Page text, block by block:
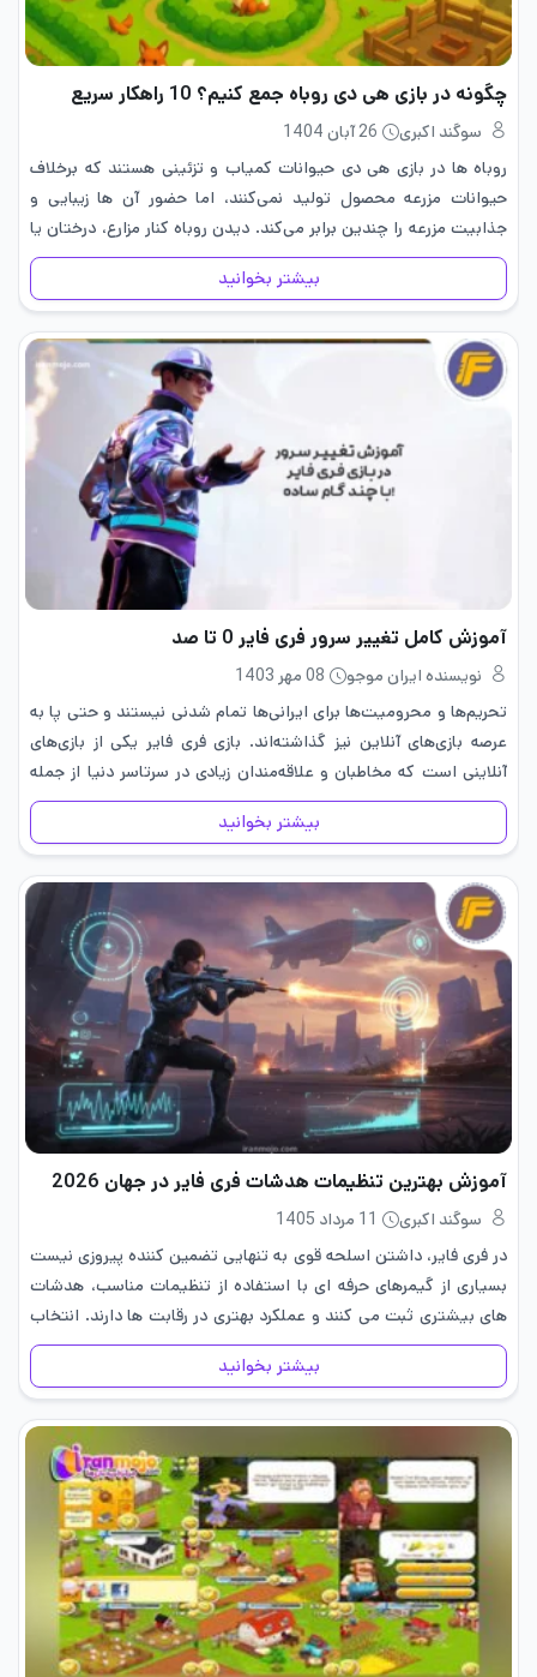
چگونه در بازی هی دی روباه جمع کنیم؟ 10 راهکار سریع
سوگند اکبری
26 آبان 1404
روباه ها در بازی هی دی حیوانات کمیاب و تزئینی هستند که برخلاف
حیوانات مزرعه محصول تولید نمی‌کنند، اما حضور آن ها زیبایی و
جذابیت مزرعه را چندین برابر می‌کند. دیدن روباه کنار مزارع، درختان یا
رودخانه، حس طبیعی و…
بیشتر بخوانید
آموزش کامل تغییر سرور فری فایر 0 تا صد
نویسنده ایران موجو
08 مهر 1403
تحریم‌ها و محرومیت‌ها برای ایرانی‌ها تمام شدنی نیستند و حتی پا به
عرصه بازی‌های آنلاین نیز گذاشته‌اند. بازی فری فایر یکی از بازی‌های
آنلاینی است که مخاطبان و علاقه‌مندان زیادی در سرتاسر دنیا از جمله
ایران دارد اما این بازی…
بیشتر بخوانید
آموزش بهترین تنظیمات هدشات فری فایر در جهان 2026
سوگند اکبری
11 مرداد 1405
در فری فایر، داشتن اسلحه قوی به تنهایی تضمین کننده پیروزی نیست
بسیاری از گیمرهای حرفه ای با استفاده از تنظیمات مناسب، هدشات
های بیشتری ثبت می کنند و عملکرد بهتری در رقابت ها دارند. انتخاب
صحیح سنس، چیدمان دکمه…
بیشتر بخوانید